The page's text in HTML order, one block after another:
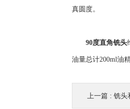
真圆度。
90度直角铣头
油量总计200ml油
上一篇 : 铣头